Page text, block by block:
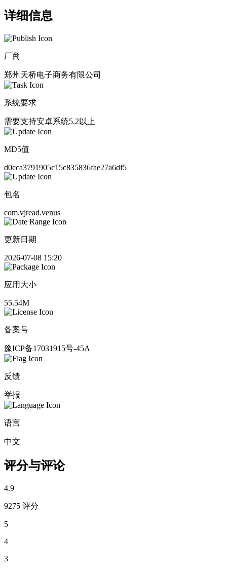
详细信息
厂商
郑州天桥电子商务有限公司
系统要求
需要支持安卓系统5.2以上
MD5值
d0cca3791905c15c835836fae27a6df5
包名
com.vjread.venus
更新日期
2026-07-08 15:20
应用大小
55.54M
备案号
豫ICP备17031915号-45A
反馈
举报
语言
中文
评分与评论
4.9
9275 评分
5
4
3